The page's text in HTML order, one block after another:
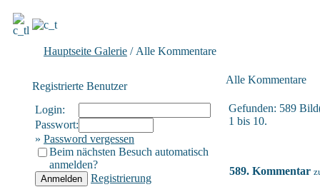
Hauptseite Galerie / Alle Kommentare
Registrierte Benutzer
Login:
Passwort:
» Password vergessen
Beim nächsten Besuch automatisch
anmelden?
Registrierung
Alle Kommentare
Gefunden: 589
1 bis 10.
589. Kommentar